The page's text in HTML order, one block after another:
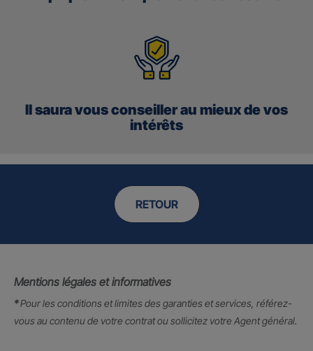
Il saura vous conseiller au mieux de vos
intérêts
RETOUR
Mentions légales et informatives
*Pour les conditions et limites des garanties et services, référez-
vous au contenu de votre contrat ou sollicitez votre Agent général.